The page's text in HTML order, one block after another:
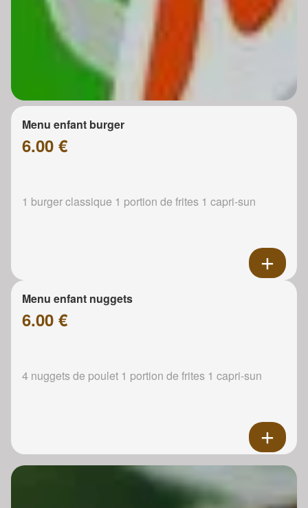
Menu enfant burger
6.00 €
1 burger classique 1 portion de frites 1 capri-sun
Menu enfant nuggets
6.00 €
4 nuggets de poulet 1 portion de frites 1 capri-sun